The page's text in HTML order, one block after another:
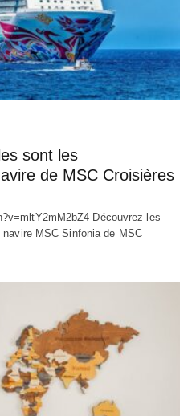
sont les
de MSC Croisières
Découvrez les
MSC Sinfonia de MSC